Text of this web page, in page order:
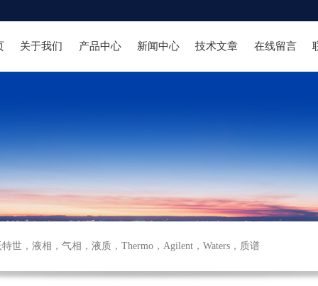
关于我们 产品中心 新闻中心 技术文章 在线留言
特世 ，液相 ，气相 ，液质 ，Thermo ，Agilent ，Waters ， 质谱